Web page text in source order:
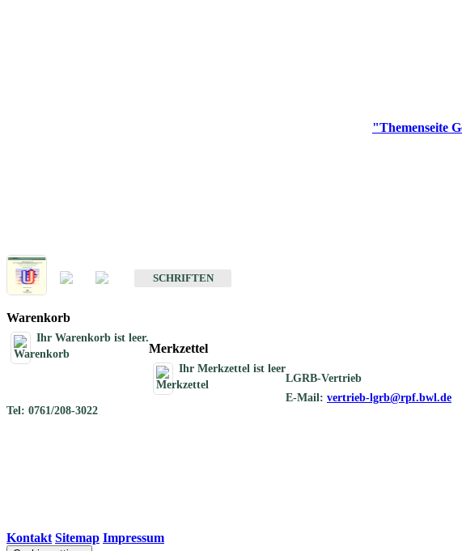
"Themenseite
SCHRIFTEN
Warenkorb
Ihr Warenkorb ist leer.
Merkzettel
Ihr Merkzettel ist leer
LGRB-Vertrieb
E-Mail: vertrieb-lgrb@rpf.bwl.de
Tel: 0761/208-3022
Kontakt Sitemap Impressum